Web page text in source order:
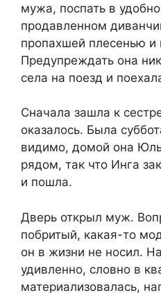
мужа, поспать в
продавленном
пропахшей плесенью
Предупреждать она
села на поезд и
Сначала зашла к
оказалось. Была
видимо, домой она
рядом, так что Инга
и пошла.
Дверь открыл муж.
побритый, какая-то
он в жизни не носил.
удивленно, словно в
материализовалась,